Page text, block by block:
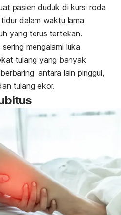
pasien duduk di kursi roda
dalam waktu lama
yang terus tertekan.
mengalami luka
tulang yang banyak
antara lain pinggul,
tulang ekor.